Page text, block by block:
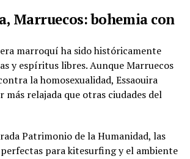
Marruecos: bohemia con
marroquí ha sido históricamente
y espíritus libres. Aunque Marruecos
la homosexualidad, Essaouira
más relajada que otras ciudades del
Patrimonio de la Humanidad, las
para kitesurfing y el ambiente